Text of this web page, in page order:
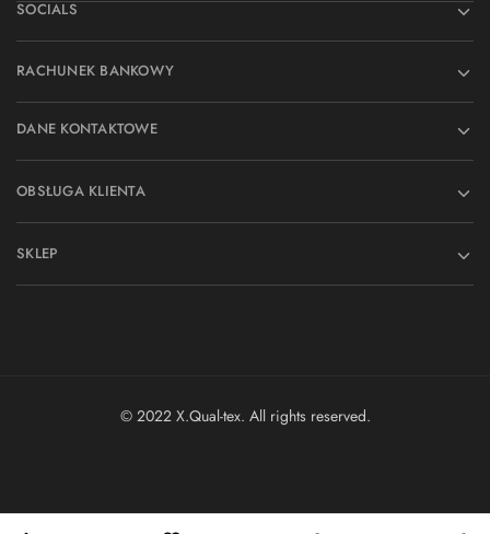
SOCIALS
RACHUNEK BANKOWY
DANE KONTAKTOWE
OBSŁUGA KLIENTA
SKLEP
© 2022 X.Qual-tex. All rights reserved.